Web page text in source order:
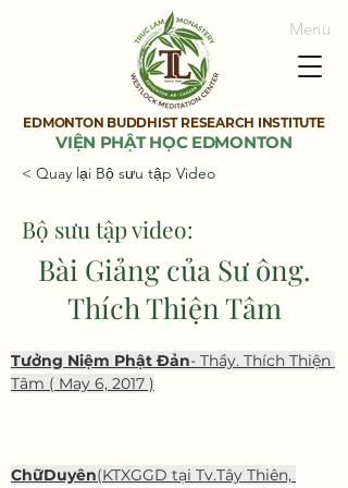
Menu
EDMONTON BUDDHIST RESEARCH INSTITUTE
VIỆN PHẬT HỌC EDMONTON
< Quay lại Bộ sưu tập Video
Bộ sưu tập video:
Bài Giảng của Sư ông.
Thích Thiện Tâm
Tưởng Niệm Phật Đản- Thầy. Thích Thiện
Tâm ( May 6, 2017 )
ChữDuyên(KTXGGD tại Tv.Tây Thiên,